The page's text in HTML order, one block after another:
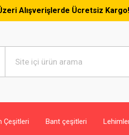
Ücretsiz Kargo! Tüm
Çeşitleri Bant çeşitleri